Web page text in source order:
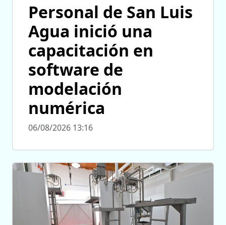
Personal de San Luis
Agua inició una
capacitación en
software de
modelación
numérica
06/08/2026 13:16